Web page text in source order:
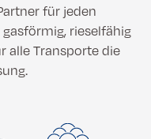
für jeden
rieselfähig
alle Transporte die